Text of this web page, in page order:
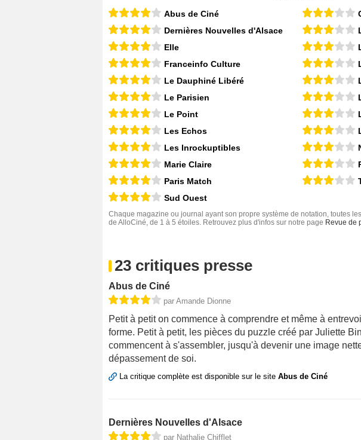
Abus de Ciné
Dernières Nouvelles d'Alsace
Elle
Franceinfo Culture
Le Dauphiné Libéré
Le Parisien
Le Point
Les Echos
Les Inrockuptibles
Marie Claire
Paris Match
Sud Ouest
Chaque magazine ou journal ayant son propre système de notation, toutes
de AlloCiné, de 1 à 5 étoiles. Retrouvez plus d'infos sur notre page Revue de
23 critiques presse
Abus de Ciné
par Amande Dionne
Petit à petit on commence à comprendre et même à
forme. Petit à petit, les pièces du puzzle créé par Juliette
commencent à s'assembler, jusqu'à devenir une image
dépassement de soi.
La critique complète est disponible sur le site Abus de Ciné
Dernières Nouvelles d'Alsace
par Nathalie Chifflet